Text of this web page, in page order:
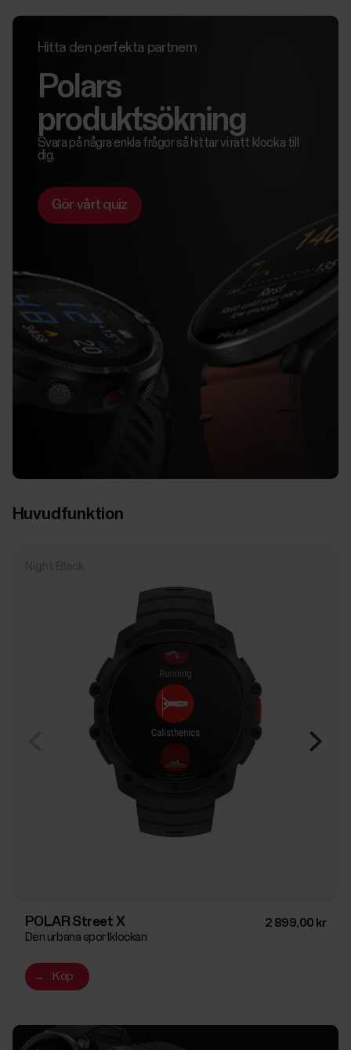
Hitta den perfekta partnern
Polars
produktsökning
Svara på några enkla frågor så hittar vi rätt klocka till
dig.
Gör vårt quiz
Huvudfunktion
POLAR Street X
Den urbana sportklockan
2 899,00 kr
→ Köp